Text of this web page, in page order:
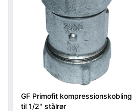
GF Primofit kompressionskobling
til 1/2'' stålrør